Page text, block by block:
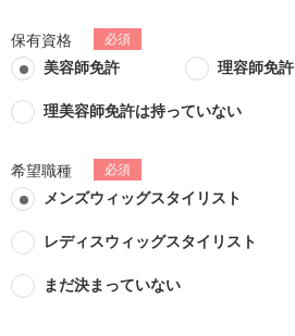
保有資格
美容師免許
理容師免許
理美容師免許は持っていない
希望職種
メンズウィッグスタイリスト
レディスウィッグスタイリスト
まだ決まっていない